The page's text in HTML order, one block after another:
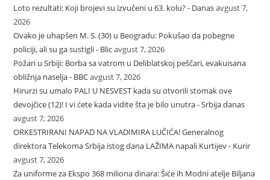
Loto rezultati: Koji brojevi su izvučeni u 63. kolu? - Danasavgust 7,
2026
Ovako je uhapšen M. S. (30) u Beogradu: Pokušao da pobegne
policiji, ali su ga sustigli - Blicavgust 7, 2026
Požari u Srbiji: Borba sa vatrom u Deliblatskoj peščari, evakuisana
obližnja naselja - BBCavgust 7, 2026
Hirurzi su umalo PALI U NESVEST kada su otvorili stomak ove
devojčice (12)! I vi ćete kada vidite šta je bilo unutra - Srbija danas
avgust 7, 2026
ORKESTRIRANI NAPAD NA VLADIMIRA LUČIĆA! Generalnog
direktora Telekoma Srbija istog dana LAŽIMA napali Kurtijev - Kurir
avgust 7, 2026
Za uniforme za Ekspo 368 miliona dinara: Šiće ih Modni atelje Biljana